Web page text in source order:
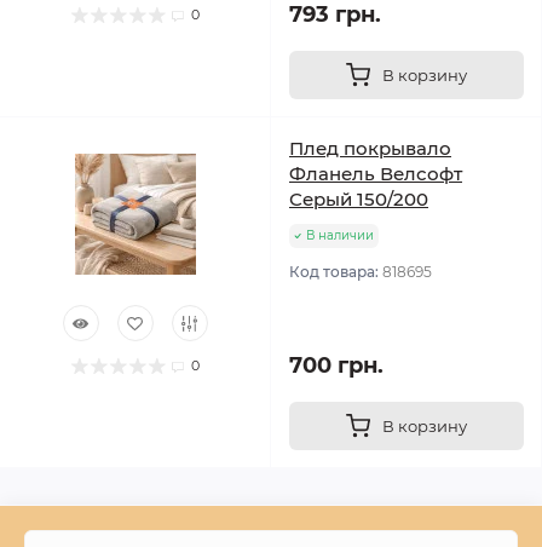
0 793 грн.
В корзину
0
Плед покрывало
Фланель Велсофт
Серый 150/200
В наличии
Код товара: 818695
700 грн.
В корзину